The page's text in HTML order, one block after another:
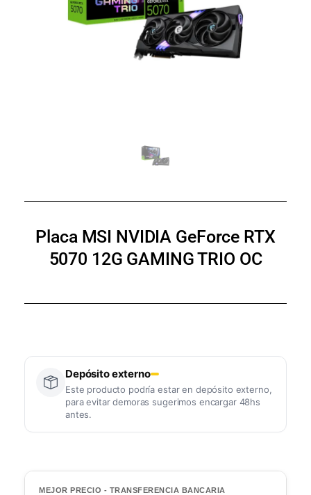
Placa MSI NVIDIA GeForce RTX
5070 12G GAMING TRIO OC
Depósito externo
Este producto podría estar en depósito externo,
para evitar demoras sugerimos encargar 48hs
antes.
MEJOR PRECIO - TRANSFERENCIA BANCARIA